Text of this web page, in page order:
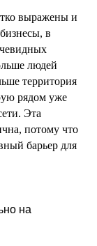
выражены и
в
людей
территория
рядом уже
Эта
потому что
барьер для
на